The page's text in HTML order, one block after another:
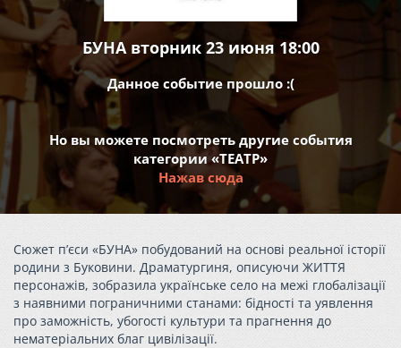
БУНА вторник 23 июня 18:00
Данное событие прошло :(
Но вы можете посмотреть другие события
категории «ТЕАТР»
Нажав сюда
Сюжет п’єси «БУНА» побудований на основі реальної історії
родини з Буковини. Драматургиня, описуючи ЖИТТЯ
персонажів, зобразила українське село на межі глобалізації
з наявними пограничними станами: бідності та уявлення
про заможність, убогості культури та прагнення до
нематеріальних благ цивілізації.